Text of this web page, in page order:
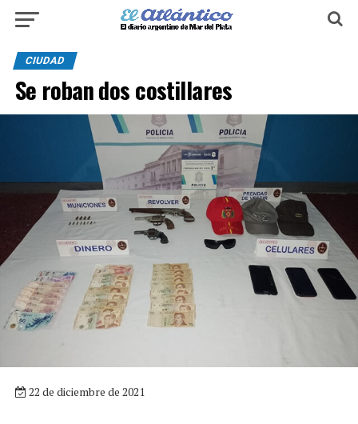
CIUDAD
Se roban dos costillares
22 de diciembre de 2021